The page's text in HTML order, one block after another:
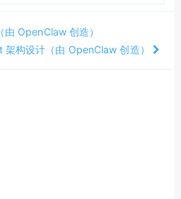
OpenClaw 创造）
架构设计（由 OpenClaw 创造）